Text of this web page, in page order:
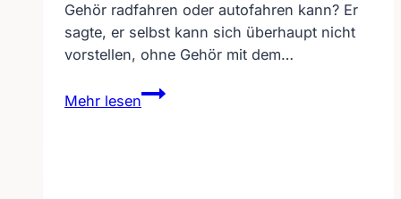
Gehör radfahren oder autofahren kann? Er
sagte, er selbst kann sich überhaupt nicht
vorstellen, ohne Gehör mit dem…
Mehr lesen
Ohne
Gehör